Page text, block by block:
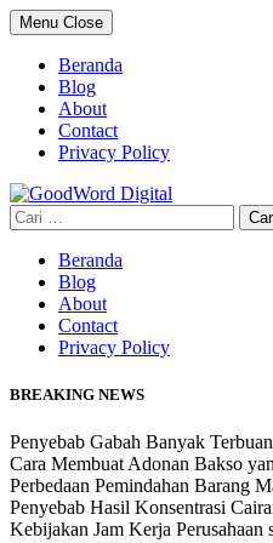
Skip
to
content
Menu Close
Beranda
Blog
About
Contact
Privacy Policy
Cari
untuk:
Beranda
Blog
About
Contact
Privacy Policy
BREAKING NEWS
Penyebab Gabah Banyak
Cara Membuat Adonan Bakso
Perbedaan Pemindahan Barang
Penyebab Hasil Konsentrasi
Kebijakan Jam Kerja